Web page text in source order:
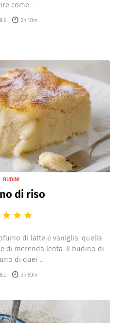
come ...
2h 10m
BUDINI
di riso
di latte e vaniglia, quella
di merenda lenta. Il budino di
di quei ...
3h 50m